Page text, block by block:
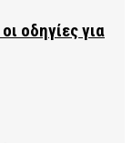
οδηγίες για